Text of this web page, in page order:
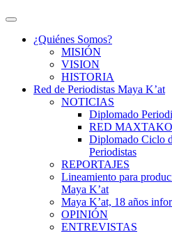
¿Quiénes Somos?
MISIÓN
VISION
HISTORIA
Red de Periodistas Maya K’at
NOTICIAS
Diplomado
RED
Diplomado Ciclo
Periodistas
REPORTAJES
Lineamiento para
Maya K’at
Maya K’at, 18 años
OPINIÓN
ENTREVISTAS